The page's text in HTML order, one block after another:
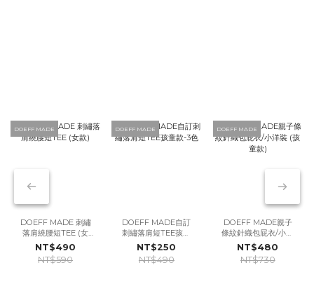
DOEFF MADE
DOEFF MADE 刺繡
落肩繞腰短TEE (女
款)
NT$490
NT$590
DOEFF MADE
DOEFF MADE自訂
刺繡落肩短TEE孩童
款-3色
NT$250
NT$490
DOEFF MADE
DOEFF MADE親子
條紋針織包屁衣/小洋
裝 (孩童款)
NT$480
NT$730